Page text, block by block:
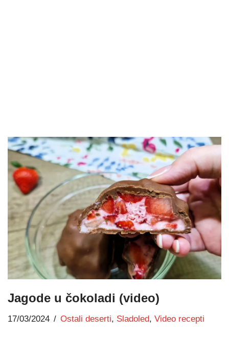
Jagode u čokoladi (video)
17/03/2024 Ostali deserti, Sladoled, Video recepti